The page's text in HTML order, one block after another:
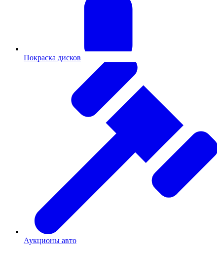
Покраска дисков
Аукционы авто